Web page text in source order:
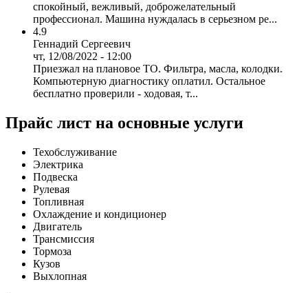
спокойный, вежливый, доброжелательный
профессионал. Машина нуждалась в серьезном ре...
4.9
Геннадий Сергеевич
чт, 12/08/2022 - 12:00
Приезжал на плановое ТО. Фильтра, масла, колодки.
Компьютерную диагностику оплатил. Остальное
бесплатно проверили - ходовая, т...
Прайс лист на основные услуги
Техобслуживание
Электрика
Подвеска
Рулевая
Топливная
Охлаждение и кондиционер
Двигатель
Трансмиссия
Тормоза
Кузов
Выхлопная